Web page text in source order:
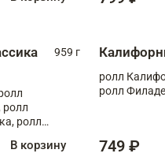
959 г
ролл
ролл
В корзину
ролл
ролл
749 ₽